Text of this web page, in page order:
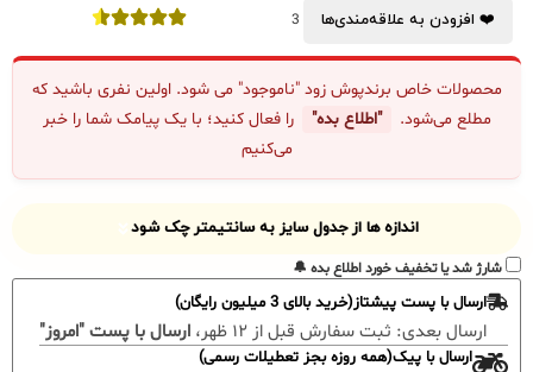
❤️ افزودن به علاقه‌مندی‌ها
3
محصولات خاص برندپوش زود "ناموجود" می شود. اولین نفری باشید که
مطلع می‌شود.
"اطلاع بده"
را فعال کنید؛ با یک پیامک شما را خبر
می‌کنیم
اندازه ها از جدول سایز به سانتیمتر چک شود
شارژ شد یا تخفیف خورد اطلاع بده 🔔
ارسال با پست پیشتاز(خرید بالای 3 میلیون رایگان)
ارسال بعدی: ثبت سفارش قبل از ۱۲ ظهر، ارسال با پست "امروز"
ارسال با پیک(همه روزه بجز تعطیلات رسمی)